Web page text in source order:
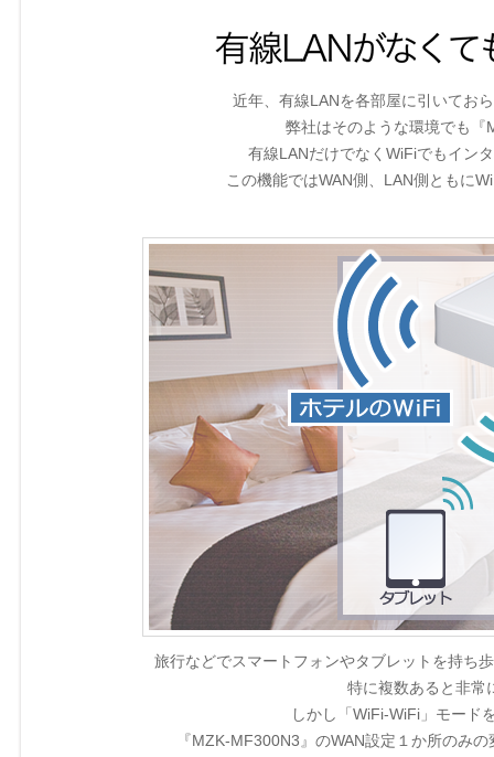
近年、有線LANを各部屋に引いてお
弊社はそのような環境でも
有線LANだけでなくWiFiでもイン
この機能ではWAN側、LAN側ともに
旅行などでスマートフォンやタブレットを持ち
特に複数あると非常
しかし「WiFi-WiFi」モード
『MZK-MF300N3』のWAN設定１か所のみ